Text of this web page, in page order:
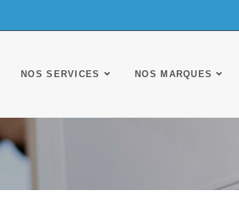
NOS SERVICES NOS MARQUES